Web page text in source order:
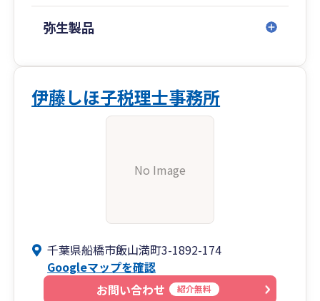
弥生製品
伊藤しほ子税理士事務所
No Image
千葉県船橋市飯山満町3-1892-174
Googleマップを確認
お問い合わせ
紹介無料